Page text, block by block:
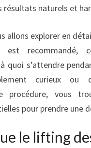
résultats naturels et
allons explorer en
est recommandé,
quoi s’attendre
curieux ou
procédure, vous
pour prendre une
le lifting